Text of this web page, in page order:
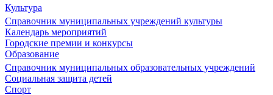
Культура
Справочник муниципальных учреждений культуры
Календарь мероприятий
Городские премии и конкурсы
Образование
Справочник муниципальных образовательных учреждений
Социальная защита детей
Спорт